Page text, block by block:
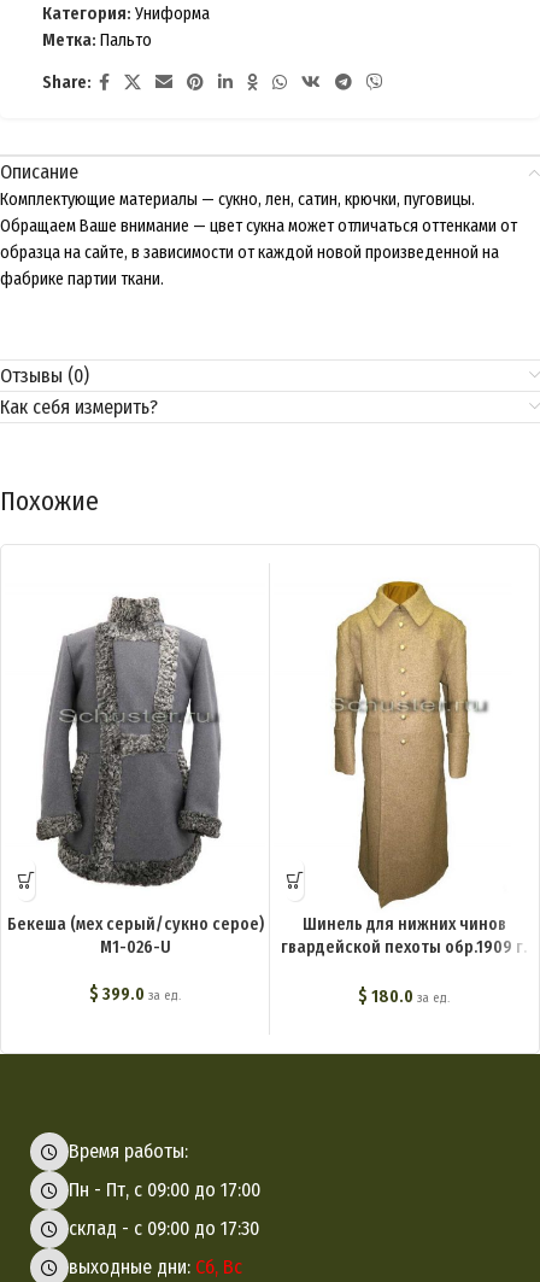
Категория: Униформа
Метка: Пальто
Share:
Описание
Комплектующие материалы — сукно, лен, сатин, крючки, пуговицы.
Обращаем Ваше внимание — цвет сукна может отличаться оттенками от
образца на сайте, в зависимости от каждой новой произведенной на
фабрике партии ткани.
Отзывы (0)
Как себя измерить?
Похожие
Бекеша (мех серый/сукно серое)
M1-026-U
$ 399.0 за ед.
Шинель для нижних чинов
гвардейской пехоты обр.1909 г.
$ 180.0 за ед.
Время работы:
Пн - Пт, с 09:00 до 17:00
склад - с 09:00 до 17:30
выходные дни: Сб, Вс